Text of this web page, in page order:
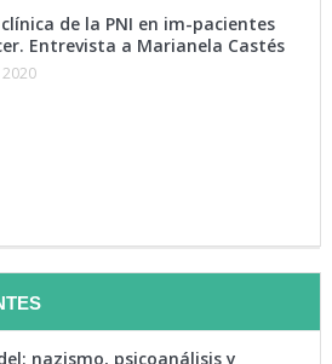
de la PNI en im-pacientes
Entrevista a Marianela Castés
nazismo, psicoanálisis y